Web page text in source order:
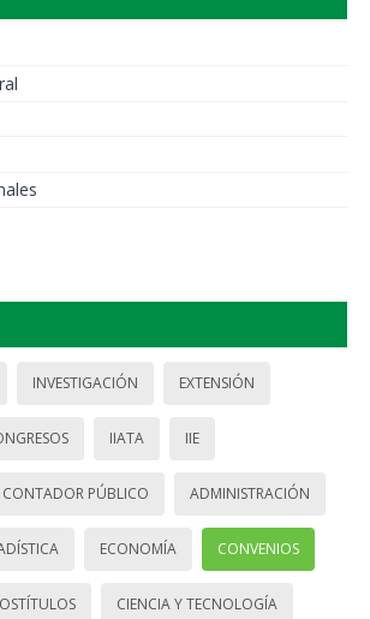
INVESTIGACIÓN EXTENSIÓN
IIATA IIE
CONTADOR PÚBLICO ADMINISTRACIÓN
ECONOMÍA CONVENIOS
CIENCIA Y TECNOLOGÍA